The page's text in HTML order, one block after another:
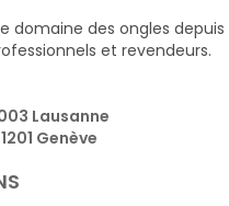
domaine des ongles
et revendeurs.
Lausanne
Genève